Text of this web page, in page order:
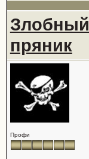
Злобный
пряник
Профи